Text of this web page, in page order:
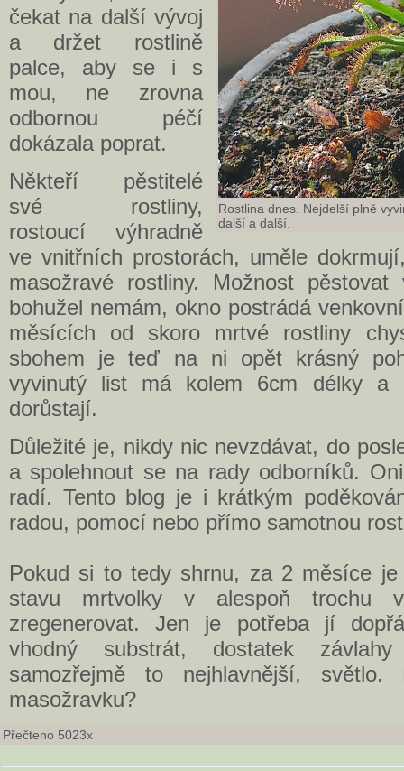
Rostlina dnes. Nejdelší plně
další a další.
čekat na další vývoj
a držet rostlině
palce, aby se i s
mou, ne zrovna
odbornou péčí
dokázala poprat.
Někteří pěstitelé
své rostliny,
rostoucí výhradně
ve vnitřních prostorách, uměle
masožravé rostliny. Možnost
bohužel nemám, okno postrádá
měsících od skoro mrtvé rostliny
sbohem je teď na ni opět krásný
vyvinutý list má kolem 6cm délky a
dorůstají.
Důležité je, nikdy nic nevzdávat, do
a spolehnout se na rady odborníků.
radí. Tento blog je i krátkým
radou, pomocí nebo přímo samotnou
Pokud si to tedy shrnu, za 2 měsíce
stavu mrtvolky v alespoň trochu
zregenerovat. Jen je potřeba jí
vhodný substrát, dostatek
samozřejmě to nejhlavnější,
masožravku?
Přečteno 5023x